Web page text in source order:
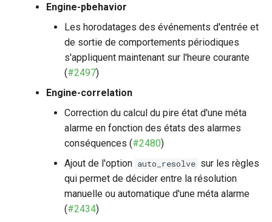
Engine-pbehavior
Les horodatages des événements d'entrée et
de sortie de comportements périodiques
s'appliquent maintenant sur l'heure courante
(#2497)
Engine-correlation
Correction du calcul du pire état d'une méta
alarme en fonction des états des alarmes
conséquences (#2480)
Ajout de l'option auto_resolve sur les règles
qui permet de décider entre la résolution
manuelle ou automatique d'une méta alarme
(#2434)